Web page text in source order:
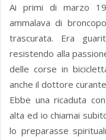
Ai primi di marzo
ammalava di
trascurata. Era
resistendo alla
delle corse in
anche il dottore
Ebbe una ricaduta
alta ed io chiamai
lo preparasse